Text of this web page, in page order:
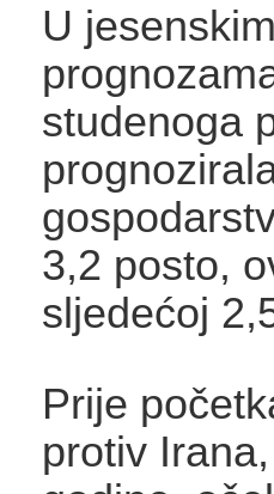
U
studenoga
3,2 posto,
sljedećoj
Prije
protiv